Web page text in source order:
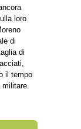
loro
di
di
il tempo